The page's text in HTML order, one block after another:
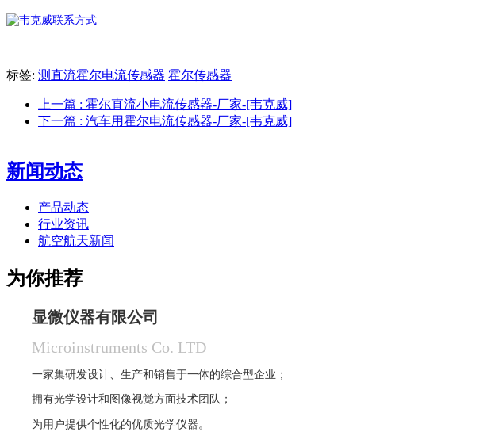
标签: 测直流霍尔电流传感器 霍尔传感器
上一篇 : 霍尔直流小电流传感器-厂家-[韦克威]
下一篇 : 汽车用霍尔电流传感器-厂家-[韦克威]
新闻动态
产品动态
行业资讯
航空航天新闻
为你推荐
显微仪器有限公司
Microinstruments Co. LTD
一家集研发设计、生产和销售于一体的综合型企业；
拥有光学设计和图像视觉方面技术团队；
为用户提供个性化的优质光学仪器。